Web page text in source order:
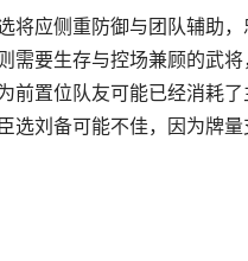
将应侧重防御与团队辅助
要生存与控场兼顾的武将
前置位队友可能已经消耗
选刘备可能不佳，因为牌